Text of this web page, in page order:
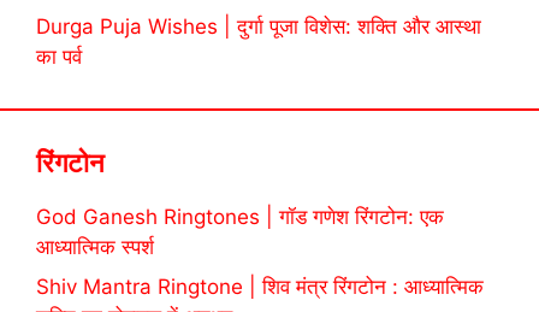
Durga Puja Wishes | दुर्गा पूजा विशेस: शक्ति और आस्था
का पर्व
रिंगटोन
God Ganesh Ringtones | गॉड गणेश रिंगटोन: एक
आध्यात्मिक स्पर्श
Shiv Mantra Ringtone | शिव मंत्र रिंगटोन : आध्यात्मिक